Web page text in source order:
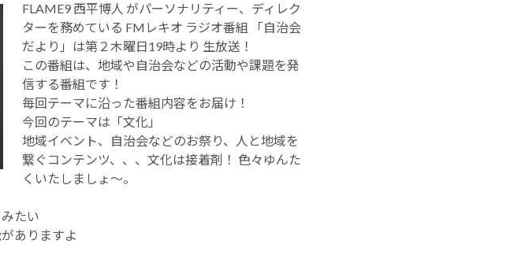
FLAME9 西平博人 がパーソナリティー、ディレク
ターを務めている FMレキオ ラジオ番組 「自治会
だより」は第２木曜日19時より 生放送！
この番組は、地域や自治会などの活動や課題を発
信する番組です！
毎回テーマに沿った番組内容をお届け！
今回のテーマは「文化」
地域イベント、自治会などのお祭り、人と地域を
繋ぐコンテンツ、、、文化は接着剤！ 色々ゆんた
くいたしましょ〜。
たい
ありますよ